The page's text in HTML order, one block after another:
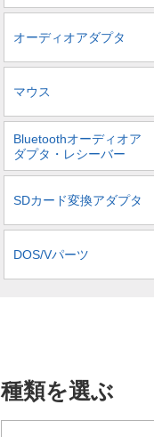
オーディオアダプタ
マウス
Bluetoothオーディオア
ダプタ・レシーバー
SDカード変換アダプタ
DOS/Vパーツ
種類を選ぶ